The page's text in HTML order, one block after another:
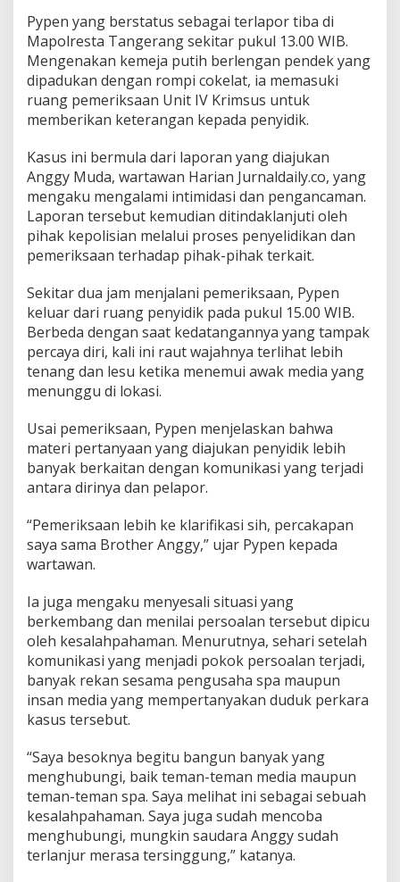
s
i
W
a
r
t
a
a
n
J
a
l
a
i
e
m
e
r
i
k
s
a
P
o
l
s
Pypen yang berstatus sebagai terlapor tiba di
Mapolresta Tangerang sekitar pukul 13.00 WIB.
Mengenakan kemeja putih berlengan pendek yang
dipadukan dengan rompi cokelat, ia memasuki
ruang pemeriksaan Unit IV Krimsus untuk
memberikan keterangan kepada penyidik.
Kasus ini bermula dari laporan yang diajukan
Anggy Muda, wartawan Harian Jurnaldaily.co, yang
mengaku mengalami intimidasi dan pengancaman.
Laporan tersebut kemudian ditindaklanjuti oleh
pihak kepolisian melalui proses penyelidikan dan
pemeriksaan terhadap pihak-pihak terkait.
Sekitar dua jam menjalani pemeriksaan, Pypen
keluar dari ruang penyidik pada pukul 15.00 WIB.
Berbeda dengan saat kedatangannya yang tampak
percaya diri, kali ini raut wajahnya terlihat lebih
tenang dan lesu ketika menemui awak media yang
menunggu di lokasi.
Usai pemeriksaan, Pypen menjelaskan bahwa
materi pertanyaan yang diajukan penyidik lebih
banyak berkaitan dengan komunikasi yang terjadi
antara dirinya dan pelapor.
“Pemeriksaan lebih ke klarifikasi sih, percakapan
saya sama Brother Anggy,” ujar Pypen kepada
wartawan.
Ia juga mengaku menyesali situasi yang
berkembang dan menilai persoalan tersebut dipicu
oleh kesalahpahaman. Menurutnya, sehari setelah
komunikasi yang menjadi pokok persoalan terjadi,
banyak rekan sesama pengusaha spa maupun
insan media yang mempertanyakan duduk perkara
kasus tersebut.
“Saya besoknya begitu bangun banyak yang
menghubungi, baik teman-teman media maupun
teman-teman spa. Saya melihat ini sebagai sebuah
kesalahpahaman. Saya juga sudah mencoba
menghubungi, mungkin saudara Anggy sudah
terlanjur merasa tersinggung,” katanya.